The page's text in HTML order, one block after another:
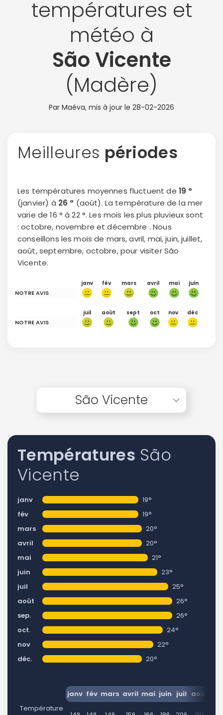
températures et
météo à
São Vicente
(Madère)
Par Maéva, mis à jour le 28-02-2026
Meilleures périodes
Les températures moyennes fluctuent de 19 °
(janvier) à 26 ° (août). La température de la mer
varie de 16 ° à 22 °. Les mois les plus pluvieux sont
: octobre, novembre et décembre . Nous
conseillons les mois de mars, avril, mai, juin, juillet,
août, septembre, octobre, pour visiter São
Vicente.
janv fév mars avril mai juin
NOTRE AVIS
juil août sept oct nov déc
NOTRE AVIS
São Vicente
Températures São
Vicente
janv
19°
fév
19°
mars
20°
avril
20°
mai
21°
juin
23°
juil
25°
août
26°
sep.
26°
oct.
24°
nov
22°
déc.
20°
janv fév mars avril mai juin juil août
Température